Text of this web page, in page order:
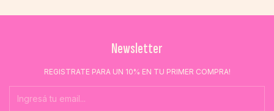
Newsletter
REGISTRATE PARA UN 10% EN TU PRIMER COMPRA!